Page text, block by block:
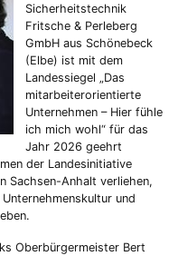
Sicherheitstechnik
Fritsche & Perleberg
GmbH aus Schönebeck
(Elbe) ist mit dem
Landessiegel „Das
mitarbeiterorientierte
Unternehmen – Hier fühle
ich mich wohl“ für das
Jahr 2026 geehrt
der Landesinitiative
Sachsen-Anhalt verliehen,
und
Oberbürgermeister Bert